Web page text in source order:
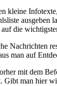
die
man auf
mit dem
man hier